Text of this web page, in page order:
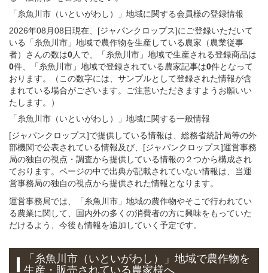
「糸魚川市（いといがわし）」 地域に関する会員様の登録情報
2026年08月08日現在、[ジャパンクロップス]にご登録いただいて
いる「糸魚川市」地域で農作物を生産している農家（農業従事
者）さんの数は0人で、「糸魚川市」地域で生産される登録商品は
0件、「糸魚川市」地域で登録されている農家記事は0件となって
おります。（この数字には、サンプルとして登録された情報が含
まれている場合がございます。ご注意いただきますようお願いい
たします。）
「糸魚川市（いといがわし）」 地域に関する一般情報
[ジャパンクロップス]で提供している情報は、総務省統計局等の外
部機関で公表されている情報及び、[ジャパンクロップス]運営事務
局の独自の視点・調査から提供している情報の２つから構成され
ております。ページの中で出典が記載されていない情報は、当運
営事務局の独自の視点から提供された情報となります。
運営事務局では、「糸魚川市」地域の農作物やそこで行われてい
る農業に関して、国内外の多くの消費者の方に興味をもっていた
だけるよう、今後も情報を追加していく予定です。
「糸魚川市（いといがわし）」地域で農作物を
生産・販売されている農家様へ